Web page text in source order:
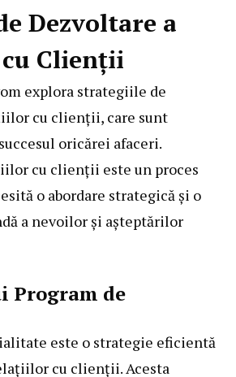
Dezvoltare a
Clienții
explora strategiile de
cu clienții, care sunt
oricărei afaceri.
cu clienții este un proces
o abordare strategică și o
a nevoilor și așteptărilor
Program de
este o strategie eficientă
cu clienții. Acesta